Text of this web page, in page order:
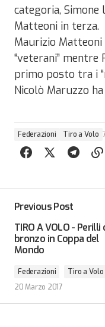
categoria, Simone
Matteoni in terza.
Maurizio
“veterani” mentre
primo posto tra i
Nicolò Maruzzo
Federazioni Tiro a Volo
Previous Post
TIRO A VOLO - Perilli
bronzo in Coppa del
Mondo
Federazioni
Tiro a Volo
20 Marzo 2017